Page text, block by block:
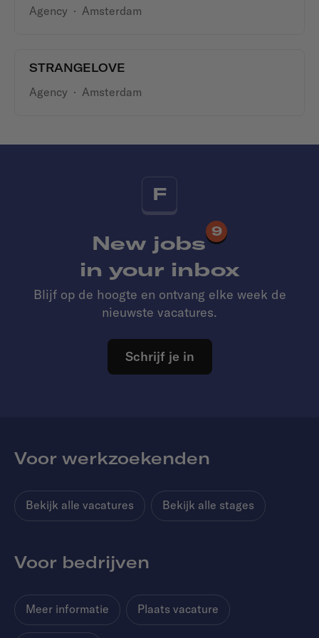
Agency · Amsterdam
STRANGELOVE
Agency · Amsterdam
F
New jobs
9
in your inbox
Blijf op de hoogte en ontvang elke week de
nieuwste vacatures.
Schrijf je in
Voor werkzoekenden
Bekijk alle vacatures Bekijk alle stages
Voor bedrijven
Meer informatie Plaats vacature